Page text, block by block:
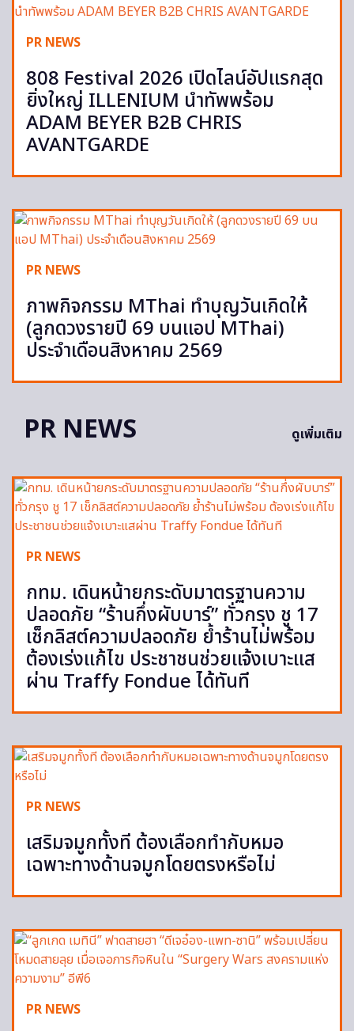
PR NEWS
808 Festival 2026 เปิดไลน์อัปแรกสุด
ยิ่งใหญ่ ILLENIUM นำทัพพร้อม
ADAM BEYER B2B CHRIS
AVANTGARDE
PR NEWS
ภาพกิจกรรม MThai ทำบุญวันเกิดให้
(ลูกดวงรายปี 69 บนแอป MThai)
ประจำเดือนสิงหาคม 2569
PR NEWS ดูเพิ่มเติม
PR NEWS
กทม. เดินหน้ายกระดับมาตรฐานความ
ปลอดภัย “ร้านกึ่งผับบาร์” ทั่วกรุง ชู 17
เช็กลิสต์ความปลอดภัย ย้ำร้านไม่พร้อม
ต้องเร่งแก้ไข ประชาชนช่วยแจ้งเบาะแส
ผ่าน Traffy Fondue ได้ทันที
PR NEWS
เสริมจมูกทั้งที ต้องเลือกทำกับหมอ
เฉพาะทางด้านจมูกโดยตรงหรือไม่
PR NEWS